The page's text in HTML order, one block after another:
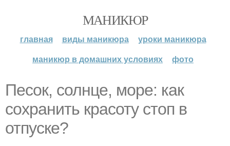
МАНИКЮР
главная виды маникюра
уроки маникюра
маникюр в домашних условиях
фото
Песок, солнце, море: как
сохранить красоту стоп в
отпуске?